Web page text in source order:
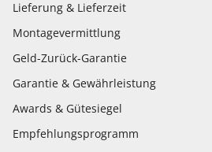
Lieferung & Lieferzeit
Montagevermittlung
Geld-Zurück-Garantie
Garantie & Gewährleistung
Awards & Gütesiegel
Empfehlungsprogramm